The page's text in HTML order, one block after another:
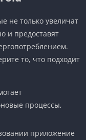
не только увеличат
и предоставят
то, что подходит
процессы,
приложение